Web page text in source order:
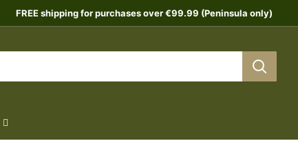
FREE shipping for purchases over €99.99 (Peninsula only)